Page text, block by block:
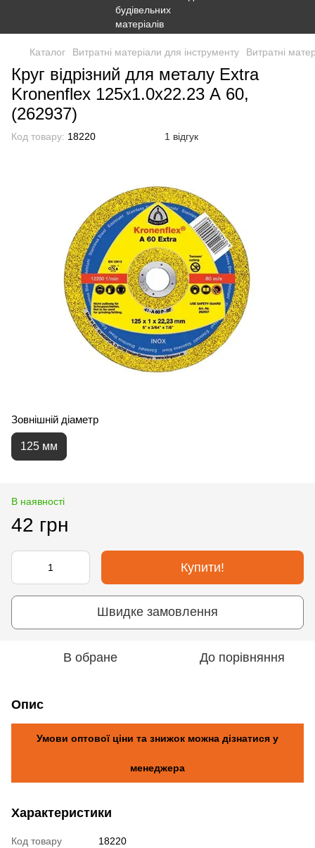
Каталог Витратні матеріали для інструменту Витратні
Круг відрізний для металу Extra
Kronenflex 125х1.0х22.23 А 60,
(262937)
Код товару: 18220 1 відгук
Зовнішній діаметр
125 мм
В наявності
42 грн
Купити!
Швидке замовлення
В обране До порівняння
Опис
Умови оптової ціни та знижок можна дізнатися у
менеджера
Характеристики
Код товару
18220